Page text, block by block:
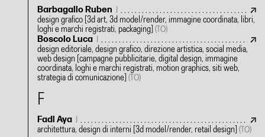
Barbagallo Ruben J
design grafico [3d art, 3d model/render, immagine coordinata, libri,
loghi e marchi registrati, packaging] (TO)
Boscolo Luca J
design editoriale, design grafico, direzione artistica, social media,
web design [campagne pubblicitarie, digital design, immagine
coordinata, loghi e marchi registrati, motion graphics, siti web,
strategia di comunicazione] (TO)
F
Fadl Aya J
architettura, design di interni [3d model/render, retail design] (TO)